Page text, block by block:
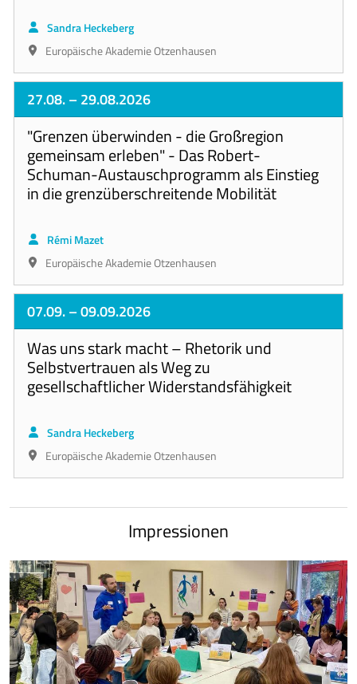
Sandra Heckeberg
Europäische Akademie Otzenhausen
27.08.– 29.08.2026
"Grenzen überwinden - die Großregion
gemeinsam erleben" - Das Robert-
Schuman-Austauschprogramm als Einstieg
in die grenzüberschreitende Mobilität
Rémi Mazet
Europäische Akademie Otzenhausen
07.09.– 09.09.2026
Was uns stark macht – Rhetorik und
Selbstvertrauen als Weg zu
gesellschaftlicher Widerstandsfähigkeit
Sandra Heckeberg
Europäische Akademie Otzenhausen
Impressionen